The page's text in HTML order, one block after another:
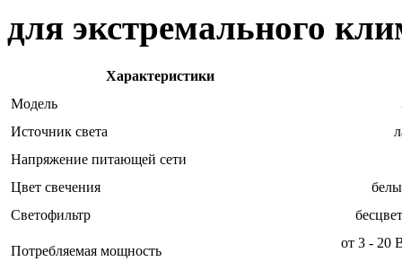
для экстремального
Характеристики
Модель
Источник света
Напряжение питающей сети
Цвет свечения
Светофильтр
Потребляемая мощность
от 3 - 20